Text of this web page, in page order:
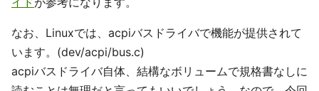
なお、Linuxでは、acpiバスドライバで機能が提供されて
います。(dev/acpi/bus.c)
acpiバスドライバ自体、結構なボリュームで規格書なしに